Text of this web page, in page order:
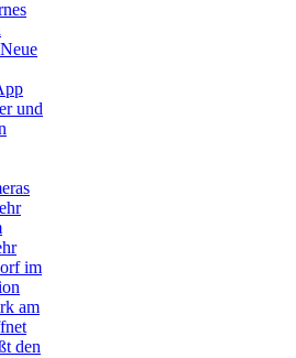
und
im
am
den